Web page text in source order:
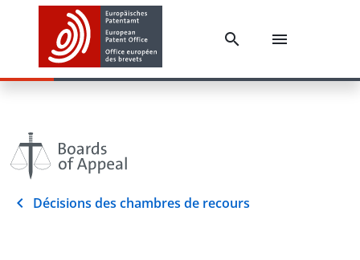
Décisions des chambres de recours